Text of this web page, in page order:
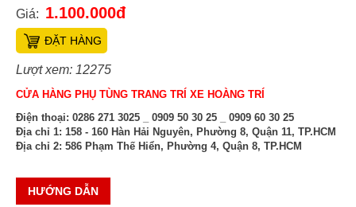
Giá: 1.100.000đ
ĐẶT HÀNG
Lượt xem: 12275
CỬA HÀNG PHỤ TÙNG TRANG TRÍ XE HOÀNG TRÍ
Điện thoại: 0286 271 3025 _ 0909 50 30 25 _ 0909 60 30 25
Địa chỉ 1: 158 - 160 Hàn Hải Nguyên, Phường 8, Quận 11, TP.HCM
Địa chỉ 2: 586 Phạm Thế Hiển, Phường 4, Quận 8, TP.HCM
HƯỚNG DẪN